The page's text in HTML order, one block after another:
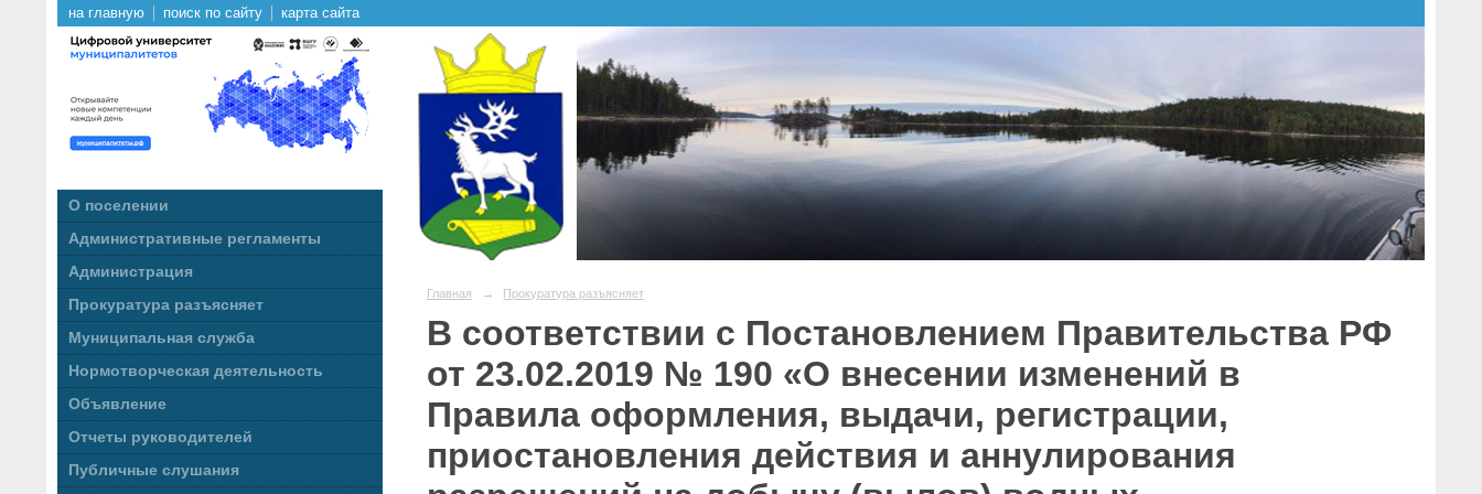
на главную поиск по сайту карта сайта
О поселении
Административные регламенты
Администрация
Прокуратура разъясняет
Муниципальная служба
Нормотворческая деятельность
Объявление
Отчеты руководителей
Публичные слушания
Главная → Прокуратура разъясняет
В соответствии с Постановлением Правительства РФ
от 23.02.2019 № 190 «О внесении изменений в
Правила оформления, выдачи, регистрации,
приостановления действия и аннулирования